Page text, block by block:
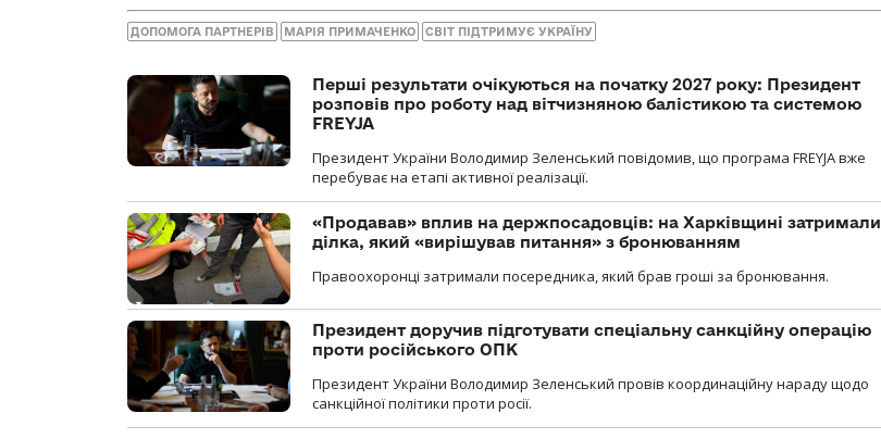
ДОПОМОГА ПАРТНЕРІВ МАРІЯ ПРИМАЧЕНКО СВІТ ПІДТРИМУЄ УКРАЇНУ
Перші результати очікуються на початку 2027 року: Президент
розповів про роботу над вітчизняною балістикою та системою
FREYJA
Президент України Володимир Зеленський повідомив, що програма FREYJA вже
перебуває на етапі активної реалізації.
«Продавав» вплив на держпосадовців: на Харківщині затримали
ділка, який «вирішував питання» з бронюванням
Правоохоронці затримали посередника, який брав гроші за бронювання.
Президент доручив підготувати спеціальну санкційну операцію
проти російського ОПК
Президент України Володимир Зеленський провів координаційну нараду щодо
санкційної політики проти росії.